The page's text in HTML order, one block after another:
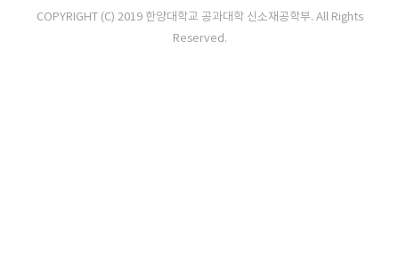
COPYRIGHT (C) 2019 한양대학교 공과대학 신소재공학부. All Rights
Reserved.